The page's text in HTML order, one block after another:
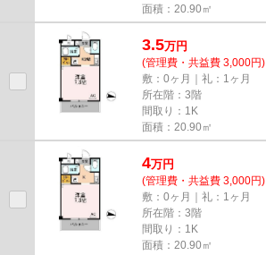
面積：20.90㎡
3.5万円
(管理費・共益費 3,000円)
敷：0ヶ月｜礼：1ヶ月
所在階：3階
間取り：1K
面積：20.90㎡
4万円
(管理費・共益費 3,000円)
敷：0ヶ月｜礼：1ヶ月
所在階：3階
間取り：1K
面積：20.90㎡